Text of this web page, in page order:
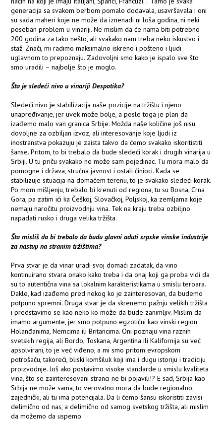
generacija sa svakom berbom pomalo dodavala, usavršavala i oni
su sada maheri koje ne može da iznenadi ni loša godina, ni neki
poseban problem u vinariji. Ne mislim da će nama biti potrebno
200 godina za tako nešto, ali svakako nam treba neko iskustvo i
staž. Znači, mi radimo maksimalno iskreno i pošteno i ljudi
uglavnom to prepoznaju. Zadovoljni smo kako je ispalo sve što
smo uradili – najbolje što je moglo.
Šta je sledeći nivo u vinariji Despotika?
Sledeći nivo je stabilizacija naše pozicije na tržištu i njeno
unapređivanje, jer uvek može bolje, a posle toga je plan da
izađemo malo van granica Srbije. Možda naše količine još nisu
dovoljne za ozbiljan izvoz, ali interesovanje koje ljudi iz
inostranstva pokazuju je zaista takvo da ćemo svakako iskoritistiti
šanse. Pritom, to bi trebalo da bude sledeći korak i drugih vinarija u
Srbiji. U tu priču svakako ne može sam pojedinac. Tu mora malo da
pomogne i država, stručna javnost i ostali činioci. Kada se
stabilizuje situacija na domaćem terenu, to je svakako sledeći korak.
Po mom mišljenju, trebalo bi krenuti od regiona, tu su Bosna, Crna
Gora, pa zatim ići ka Češkoj, Slovačkoj, Poljskoj, ka zemljama koje
nemaju naročitu proizvodnju vina. Tek na kraju treba ozbiljno
napadati rusko i druga velika tržišta.
Šta misliš da bi trebalo da budu glavni aduti srpske vinske industrije
za nastup na stranim tržištima?
Prva stvar je da vinar uradi svoj domaći zadatak, da vino
kontinuirano stvara onako kako treba i da onaj koji ga proba vidi da
su to autentična vina sa lokalnim karakteristikama u smislu teroara.
Dakle, kad izađemo pred nekog ko je zainteresovan, da budemo
potpuno spremni. Druga stvar je da skrenemo pažnju velikih tržišta
i predstavimo se kao neko ko može da bude zanimljiv. Mislim da
imamo argumente, jer smo potpuno egzotični kao vinski region
Holanđanima, Nemcima ili Britancima. Oni poznaju vina raznih
svetskih regija, ali Bordo, Toskana, Argentina ili Kalifornija su već
apsolvirani, to je već viđeno, a mi smo pritom evropskom
potrošaču, takoreći, bliski komšiluk koji ima i dugu istoriju i tradiciju
proizvodnje. Još ako postavimo visoke standarde u smislu kvaliteta
vina, što se zainteresovani stranci ne bi pojavili!? E sad, Srbija kao
Srbija ne može sama, to verovatno mora da bude regionalno,
zajednički, ali tu ima potencijala. Da li ćemo šansu iskoristiti zavisi
delimično od nas, a delimično od samog svetskog tržišta, ali mislim
da možemo da uspemo.